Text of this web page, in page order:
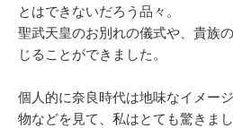
とはできないだろう品々。
聖武天皇のお別れの儀式や、貴族
じることができました。
個人的に奈良時代は地味なイメー
物などを見て、私はとても驚きまし